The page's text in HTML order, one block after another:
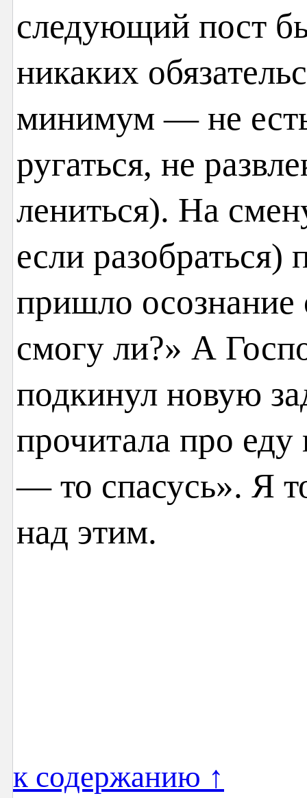
следующий пост
никаких
минимум — не
ругаться, не
лениться). На
если
пришло
смогу ли?» А
подкинул новую
прочитала про
— то спасусь». Я
над этим.
к содержанию ↑